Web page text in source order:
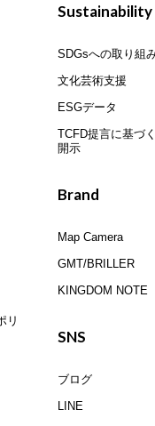
リ
Sustainability
SDGsへの取り組
文化芸術支援
ESGデータ
TCFD提言に基づ
開示
Brand
Map Camera
GMT/BRILLER
KINGDOM NOTE
SNS
ブログ
LINE